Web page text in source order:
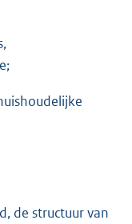
de structuur van